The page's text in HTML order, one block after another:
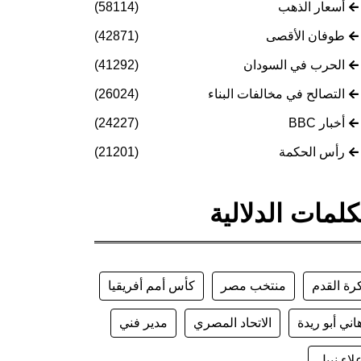
أسعار الذهب (58114)
طوفان الأقصى (42871)
الحرب في السودان (41292)
التصالح في مخالفات البناء (26024)
أخبار BBC (24227)
رأس الحكمة (21201)
الدلالية
القدم منتخب مصر كأس أمم أفريقيا
أبو ريدة الاتحاد المصري مدير فني